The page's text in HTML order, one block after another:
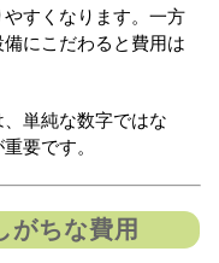
すくなります。一方
にこだわると費用は
、単純な数字ではな
要です。
がちな費用